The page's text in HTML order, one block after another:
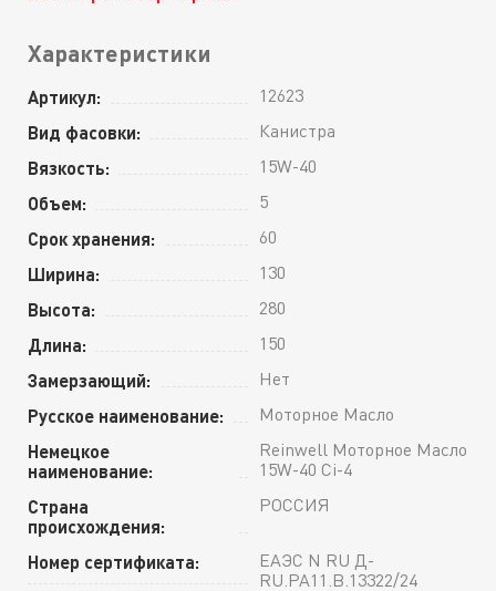
Характеристики
Артикул: 12623
Вид фасовки: Канистра
Вязкость: 15W-40
Объем: 5
Срок хранения: 60
Ширина: 130
Высота: 280
Длина: 150
Замерзающий: Нет
Русское наименование: Моторное Масло
Немецкое
наименование:
Reinwell Моторное Масло
15W-40 Ci-4
Страна
происхождения:
РОССИЯ
Номер сертификата:
ЕАЭС N RU Д-
RU.РА11.В.13322/24